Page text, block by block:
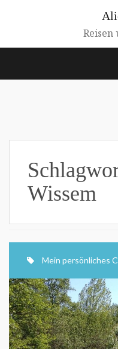
Reisen
Wissem
Mein persönliches